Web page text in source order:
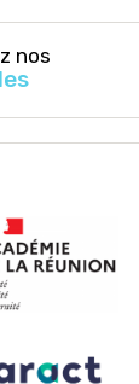
nos